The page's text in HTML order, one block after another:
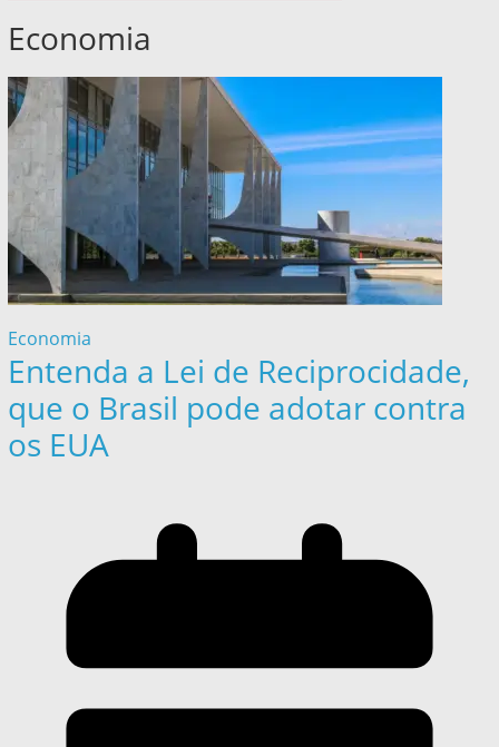
Economia
Economia
Entenda a Lei de Reciprocidade,
que o Brasil pode adotar contra
os EUA